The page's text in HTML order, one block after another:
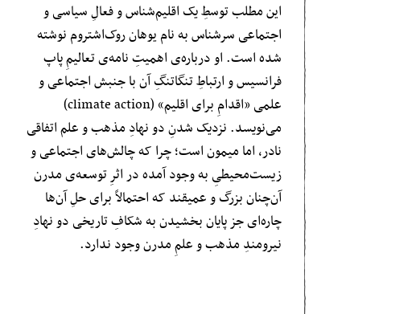
این مطلب توسطِ یک اقلیم‌شناس و فعالِ سیاسی و
اجتماعی سرشناس به نام یوهان روک‌اشتروم نوشته
شده است. او درباره‌ی اهمیتِ نامه‌ی تعالیمِ پاپ
فرانسیس و ارتباطِ تنگاتنگِ آن‌ با جنبش اجتماعی و
علمی «اقدامِ برای اقلیم» (climate action)
می‌نویسد. نزدیک شدنِ دو نهادِ مذهب و علم اتفاقی
نادر، اما میمون است؛ چرا که چالش‌های اجتماعی و
زیست‌محیطیِ به وجود آمده در اثرِ توسعه‌ی مدرن
آن‌چنان بزرگ و عمیقند که احتمالاً برای حلِ آن‌ها
چاره‌ای جز پایان بخشیدن به شکافِ تاریخی دو نهادِ
نیرومندِ مذهب و علمِ مدرن وجود ندارد.